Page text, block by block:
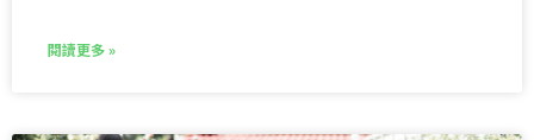
閱讀更多 »